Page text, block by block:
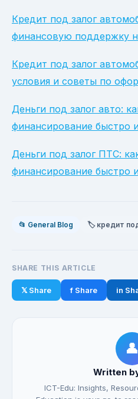
Кредит под залог
финансовую поддержку
Кредит под залог
условия и советы по
Деньги под залог авто:
финансирование быстро
Деньги под залог ПТС:
финансирование быстро
📂 General Blog 🏷️ кредит
SHARE THIS ARTICLE
𝕏 Share f Share in
👤
Written
ICT-Edu: Insights,